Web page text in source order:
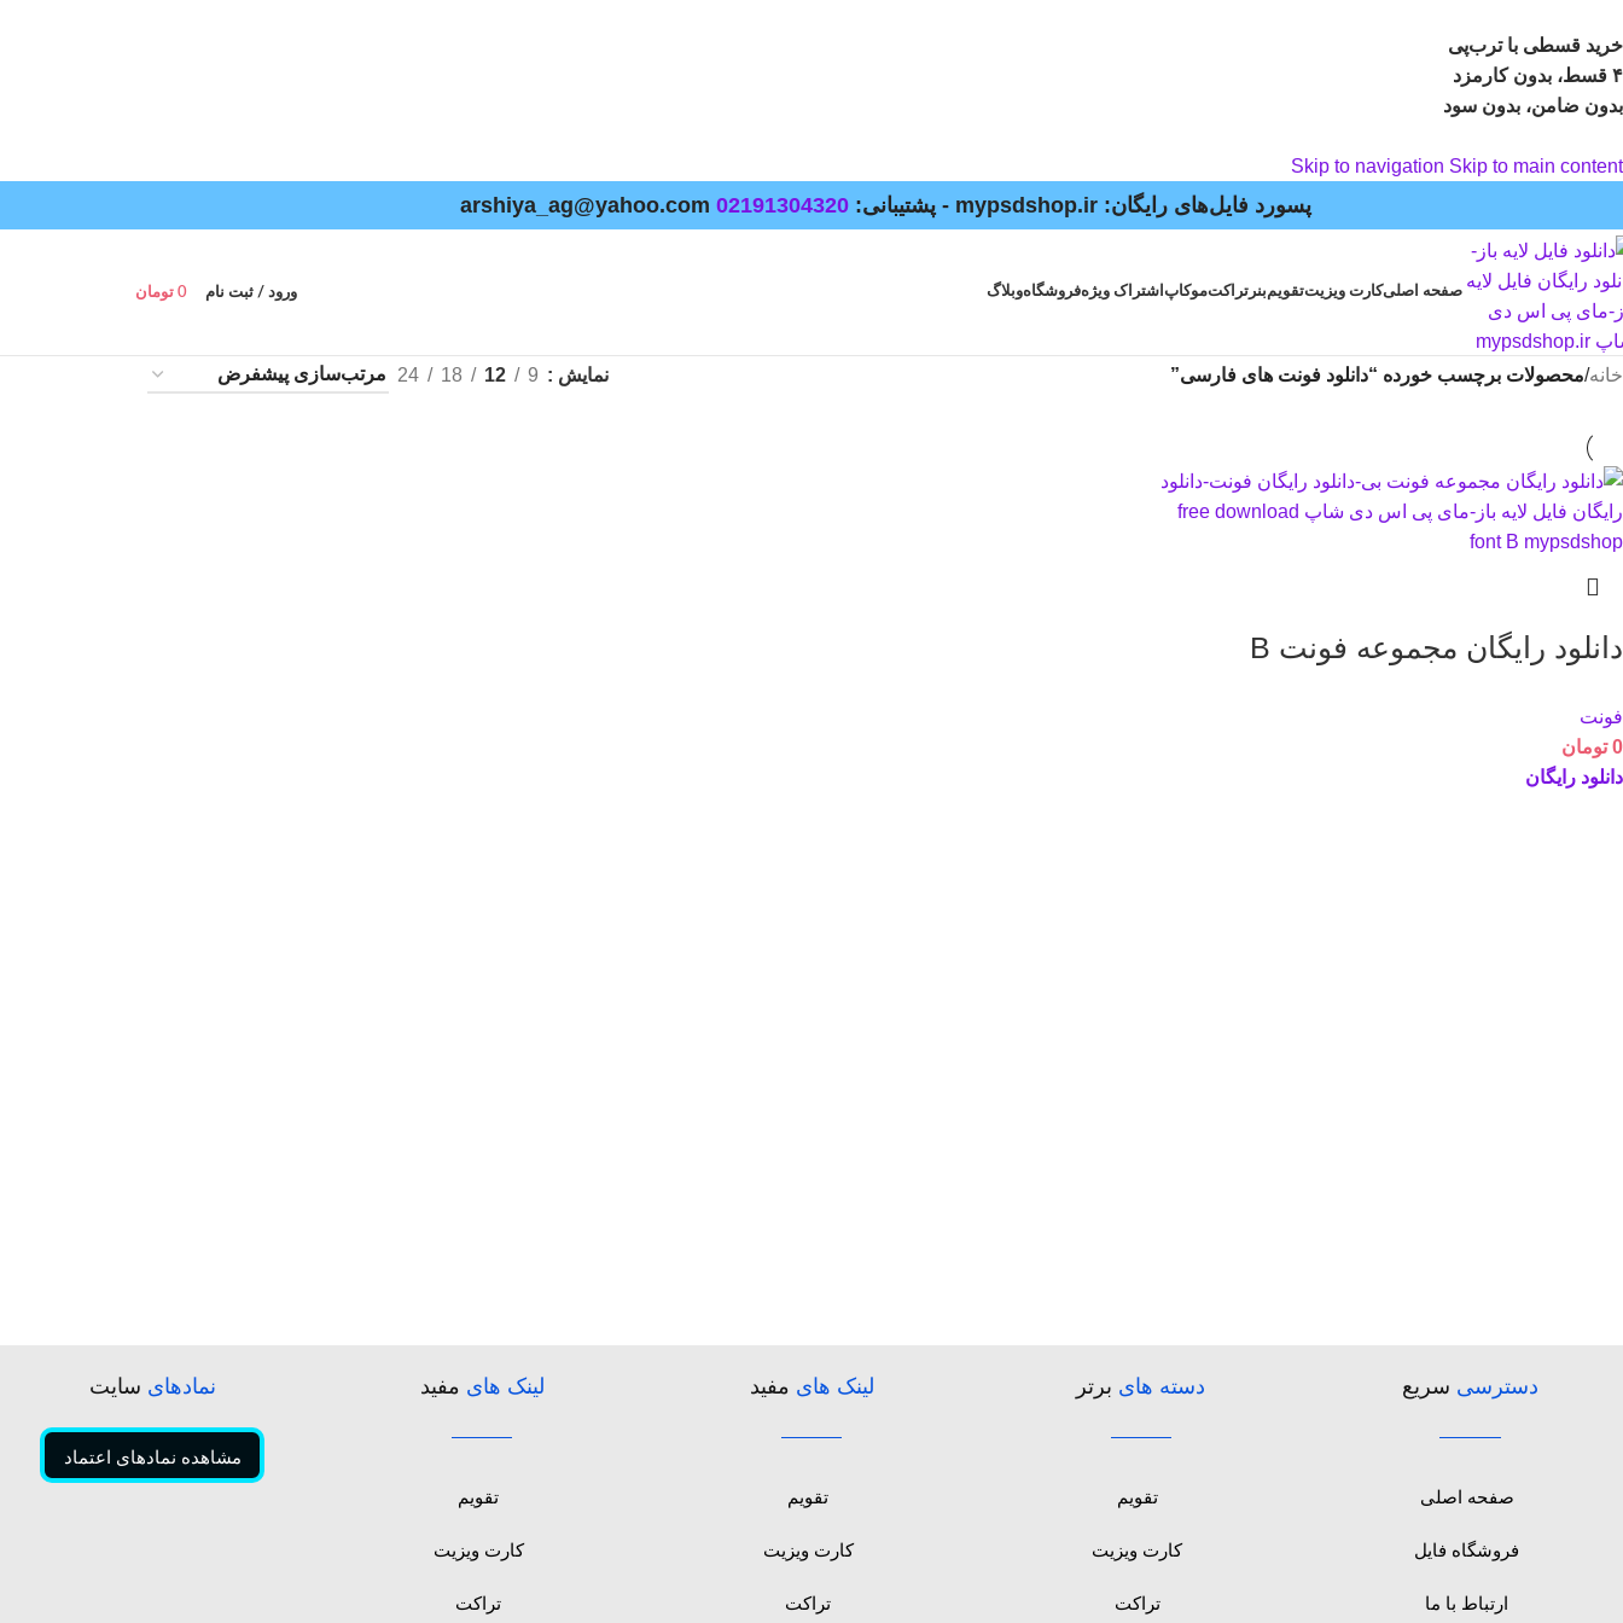
خرید قسطی با ترب‌پی
۴ قسط، بدون کارمزد
بدون ضامن، بدون سود
Skip to navigation Skip to main content
پسورد فایل‌های رایگان: mypsdshop.ir - پشتیبانی: arshiya_ag@yahoo.com 02191304320
صفحه اصلیکارت ویزیتتقویمبنر تراکتموکاپ اشتراک ویژهفروشگاهوبلاگ ورود / ثبت نام 0 تومان
خانه/محصولات برچسب خورده “دانلود فونت های فارسی” نمایش 9
12
18
24
دانلود رایگان مجموعه فونت B
فونت
0 تومان
دانلود رایگان
دسترسی سریع
صفحه اصلی
فروشگاه فایل
ارتباط با ما
دسته های برتر
تقویم
کارت ویزیت
تراکت
لینک های مفید
تقویم
کارت ویزیت
تراکت
لینک های مفید
تقویم
کارت ویزیت
تراکت
نمادهای سایت
مشاهده نمادهای اعتماد